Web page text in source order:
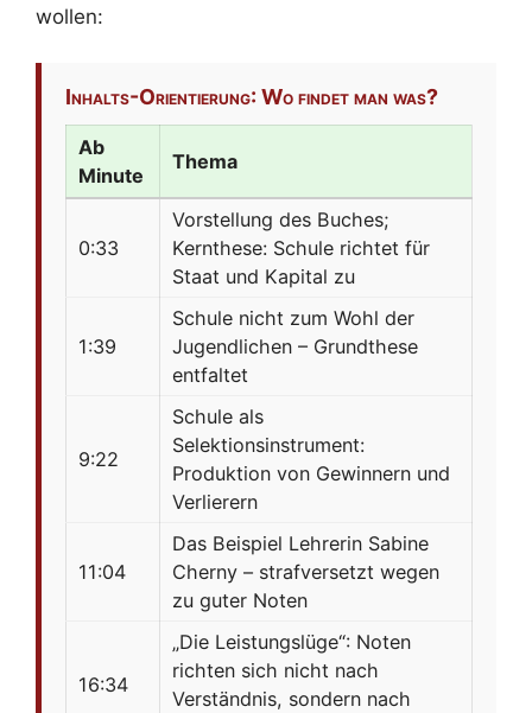
wollen:
Inhalts-Orientierung: Wo findet man was?
Ab
Minute
Thema
0:33
Vorstellung des Buches;
Kernthese: Schule richtet für
Staat und Kapital zu
1:39
Schule nicht zum Wohl der
Jugendlichen – Grundthese
entfaltet
9:22
Schule als
Selektionsinstrument:
Produktion von Gewinnern und
Verlierern
11:04
Das Beispiel Lehrerin Sabine
Cherny – strafversetzt wegen
zu guter Noten
16:34
„Die Leistungslüge“: Noten
richten sich nicht nach
Verständnis, sondern nach